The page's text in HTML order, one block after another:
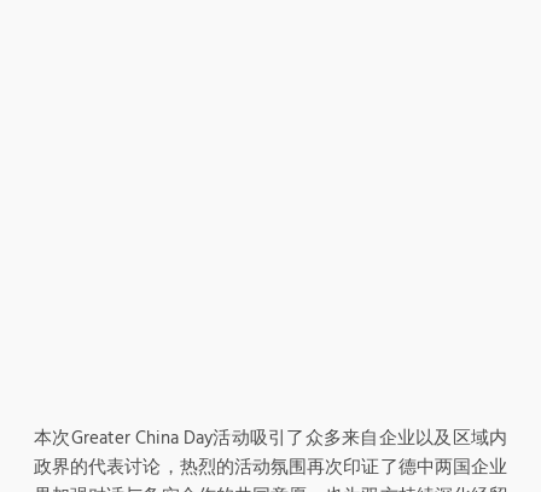
本次Greater China Day活动吸引了众多来自企业以及区域内
政界的代表讨论，热烈的活动氛围再次印证了德中两国企业